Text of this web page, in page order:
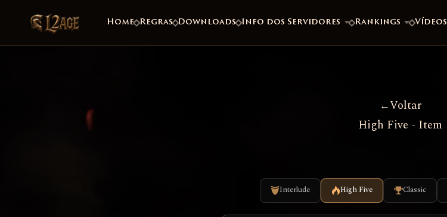
Home Regras Downloads Info dos Servidores Rankings Vídeos
Voltar
High Five - Item
Interlude High Five Classic